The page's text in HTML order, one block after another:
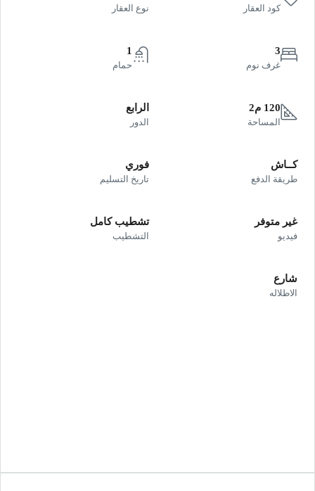
كود العقار نوع العقار
3
غرف نوم
1
حمام
120 م2
المساحة
الرابع
الدور
كــاش
طريقة الدفع
فوري
تاريخ التسليم
غير متوفر
فيديو
تشطيب كامل
التشطيب
شارع
الاطلاله